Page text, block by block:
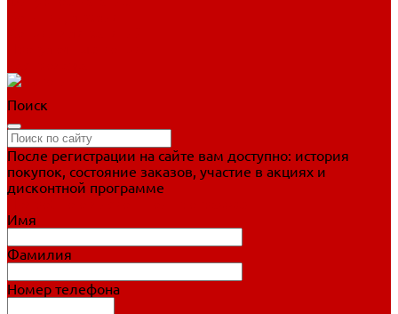
Поиск
После регистрации на сайте вам доступно: история
покупок, состояние заказов, участие в акциях и
дисконтной программе
Имя
Фамилия
Номер телефона